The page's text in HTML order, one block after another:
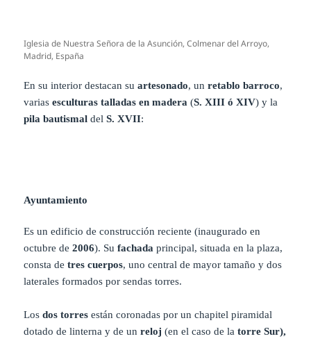
Iglesia de Nuestra Señora de la Asunción, Colmenar del Arroyo,
Madrid, España
En su interior destacan suartesonado, unretablo barroco,
variasesculturas talladas en madera (S. XIII ó XIV) y la
pila bautismal delS. XVII:
Ayuntamiento
Es un edificio de construcción reciente (inaugurado en
octubre de2006). Sufachada principal, situada en la plaza,
consta detres cuerpos, uno central de mayor tamaño y dos
laterales formados por sendas torres.
Losdos torres están coronadas por un chapitel piramidal
dotado de linterna y de unreloj (en el caso de latorre Sur),